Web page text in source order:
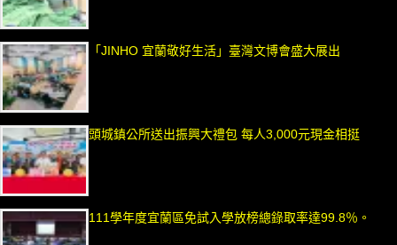
「JINHO 宜蘭敬好生活」臺灣文博會盛大展出
頭城鎮公所送出振興大禮包 每人3,000元現金相挺
111學年度宜蘭區免試入學放榜總錄取率達99.8％。